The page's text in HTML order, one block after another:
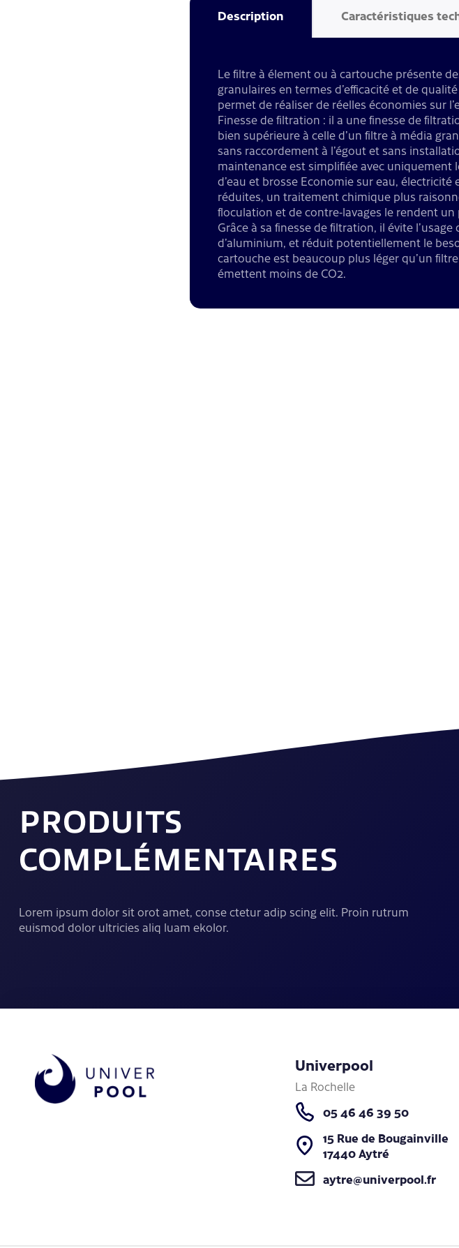
Description Caractéristiques
Le filtre à élement ou à cartouche présente
granulaires en termes d’efficacité et de
permet de réaliser de réelles économies sur
Finesse de filtration : il a une finesse de
bien supérieure à celle d’un filtre à média
sans raccordement à l’égout et sans
maintenance est simplifiée avec
d’eau et brosse Economie sur eau,
réduites, un traitement chimique plus
floculation et de contre-lavages le rendent
Grâce à sa finesse de filtration, il évite
d’aluminium, et réduit potentiellement le
cartouche est beaucoup plus léger qu’un
émettent moins de CO2.
PRODUITS
COMPLÉMENTAIRES
Lorem ipsum dolor sit orot amet, conse ctetur adip scing elit. Proin rutrum
euismod dolor ultricies aliq luam ekolor.
Univerpool
La Rochelle
05 46 46 39 50
15 Rue de Bougainville
17440 Aytré
aytre@univerpool.fr